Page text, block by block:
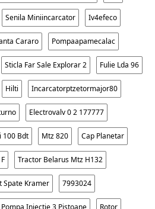
Senila Miniincarcator Iv4efeco
Cararo Pompaapamecalac
Sticla Far Sale Explorar 2 Fulie Lda 96
Hilti Incarcatorptzetormajor80
Electrovalv 0 2 177777
100 Bdt Mtz 820 Cap Planetar
Tractor Belarus Mtz H132
Spate Kramer 7993024